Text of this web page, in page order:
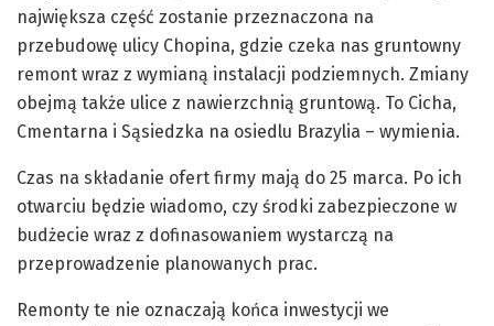
największa część zostanie przeznaczona na
przebudowę ulicy Chopina, gdzie czeka nas gruntowny
remont wraz z wymianą instalacji podziemnych. Zmiany
obejmą także ulice z nawierzchnią gruntową. To Cicha,
Cmentarna i Sąsiedzka na osiedlu Brazylia – wymienia.
Czas na składanie ofert firmy mają do 25 marca. Po ich
otwarciu będzie wiadomo, czy środki zabezpieczone w
budżecie wraz z dofinasowaniem wystarczą na
przeprowadzenie planowanych prac.
Remonty te nie oznaczają końca inwestycji we